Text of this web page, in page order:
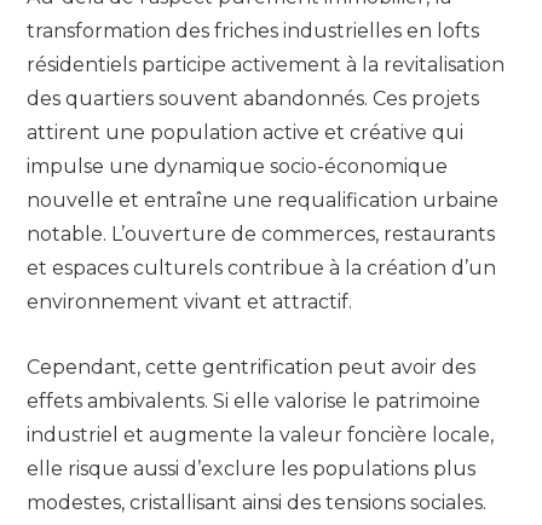
transformation des friches industrielles en lofts
résidentiels participe activement à la revitalisation
des quartiers souvent abandonnés. Ces projets
attirent une population active et créative qui
impulse une dynamique socio-économique
nouvelle et entraîne une requalification urbaine
notable. L’ouverture de commerces, restaurants
et espaces culturels contribue à la création d’un
environnement vivant et attractif.
Cependant, cette gentrification peut avoir des
effets ambivalents. Si elle valorise le patrimoine
industriel et augmente la valeur foncière locale,
elle risque aussi d’exclure les populations plus
modestes, cristallisant ainsi des tensions sociales.